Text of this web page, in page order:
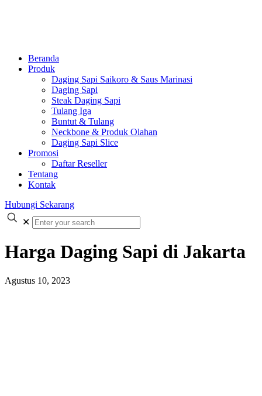
Beranda
Produk
Daging Sapi Saikoro & Saus Marinasi
Daging Sapi
Steak Daging Sapi
Tulang Iga
Buntut & Tulang
Neckbone & Produk Olahan
Daging Sapi Slice
Promosi
Daftar Reseller
Tentang
Kontak
Hubungi Sekarang
✕
Harga Daging Sapi di Jakarta
Agustus 10, 2023